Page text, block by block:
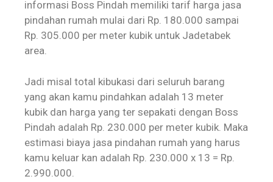
informasi Boss Pindah memiliki tarif harga jasa
pindahan rumah mulai dari Rp. 180.000 sampai
Rp. 305.000 per meter kubik untuk Jadetabek
area.
Jadi misal total kibukasi dari seluruh barang
yang akan kamu pindahkan adalah 13 meter
kubik dan harga yang ter sepakati dengan Boss
Pindah adalah Rp. 230.000 per meter kubik. Maka
estimasi biaya jasa pindahan rumah yang harus
kamu keluar kan adalah Rp. 230.000 x 13 = Rp.
2.990.000.